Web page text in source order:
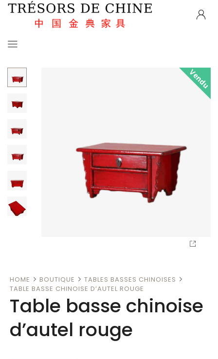
Vendu
HOME BOUTIQUE
TABLES BASSES CHINOISES
TABLE BASSE CHINOISE D’AUTEL ROUGE
Table basse chinoise
d’autel rouge